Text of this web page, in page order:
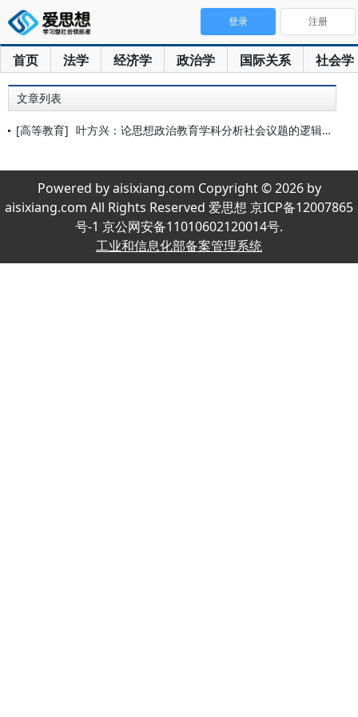
首页 法学 经济学 政治学 国际关系 社会学
登录 注册
文章列表
[高等教育] 叶方兴：论思想政治教育学科分析社会议题的逻辑理路
Powered by aisixiang.com Copyright © 2026 by
aisixiang.com All Rights Reserved 爱思想 京ICP备12007865
号-1 京公网安备11010602120014号.
工业和信息化部备案管理系统